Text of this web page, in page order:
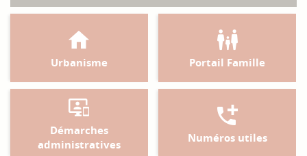
Urbanisme Portail Famille
Démarches
administratives
Numéros utiles